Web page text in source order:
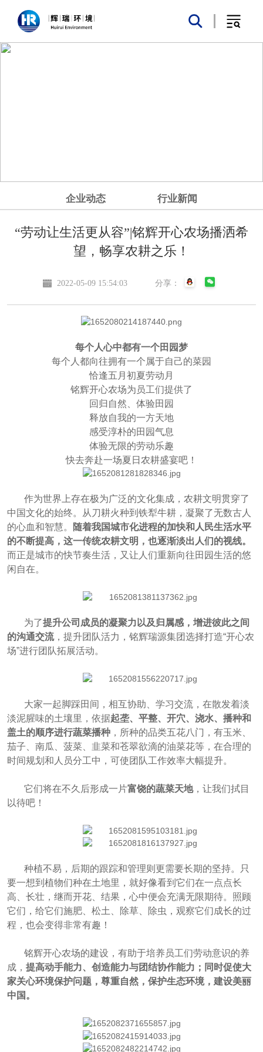
企业动态 行业新闻
“劳动让生活更从容”|铭辉开心农场播洒希
望，畅享农耕之乐！
2022-05-09 15:54:03 分享：
每个人心中都有一个田园梦
每个人都向往拥有一个属于自己的菜园
恰逢五月初夏劳动月
铭辉开心农场为员工们提供了
回归自然、体验田园
释放自我的一方天地
感受淳朴的田园气息
体验无限的劳动乐趣
快去奔赴一场夏日农耕盛宴吧！
作为世界上存在极为广泛的文化集成，农耕文明贯穿了
中国文化的始终。从刀耕火种到铁犁牛耕，凝聚了无数古人
的心血和智慧。
随着我国城市化进程的加快和人民生活水平
的不断提高，这一传统农耕文明，也逐渐淡出人们的视线。
而正是城市的快节奏生活，又让人们重新向往田园生活的悠
闲自在。
为了提升公司成员的凝聚力以及归属感，增进彼此之间
的沟通交流，提升团队活力，铭辉瑞源集团选择打造“开心农
场”进行团队拓展活动。
大家一起脚踩田间，相互协助、学习交流，在散发着淡
淡泥腥味的土壤里，依据起垄、平整、开穴、浇水、播种和
盖土的顺序进行蔬菜播种，所种的品类五花八门，有玉米、
茄子、南瓜、菠菜、韭菜和苍翠欲滴的油菜花等，在合理的
时间规划和人员分工中，可使团队工作效率大幅提升。
它们将在不久后形成一片富饶的蔬菜天地，让我们拭目
以待吧！
种植不易，后期的跟踪和管理则更需要长期的坚持。只
要一想到植物们种在土地里，就好像看到它们在一点点长
高、长壮，继而开花、结果，心中便会充满无限期待。照顾
它们，给它们施肥、松土、除草、除虫，观察它们成长的过
程，也会变得非常有趣！
铭辉开心农场的建设，有助于培养员工们劳动意识的养
成， 提高动手能力、创造能力与团结协作能力；同时促使大
家关心环境保护问题，尊重自然，保护生态环境，建设美丽
中国。